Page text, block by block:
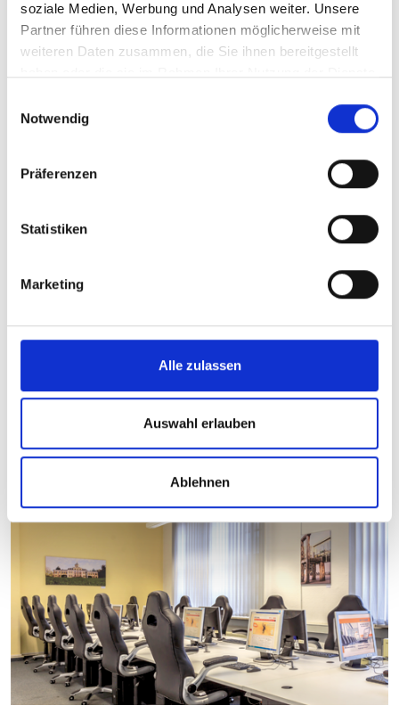
soziale Medien, Werbung und Analysen weiter. Unsere
Partner führen diese Informationen möglicherweise mit
weiteren Daten zusammen, die Sie ihnen bereitgestellt
Notwendig
Präferenzen
Statistiken
Marketing
Alle zulassen
Auswahl erlauben
Ablehnen